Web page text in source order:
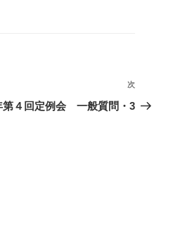
の
次
第４回定例会 一般質問・3